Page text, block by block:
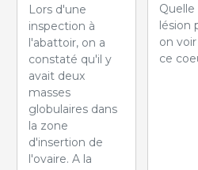
Lors d'une
inspection à
l'abattoir, on a
constaté qu'il y
avait deux
masses
globulaires dans
la zone
d'insertion de
l'ovaire. A la
Quelle
lésion
on
ce